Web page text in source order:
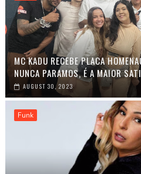
MC KADU RECEBE PLACA
NUNCA PARAMOS, É A MAIOR
AUGUST 30, 2023
Funk